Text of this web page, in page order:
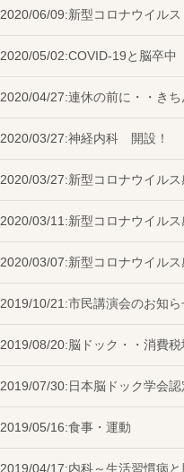
2020/06/09:新型コロナウイル
2020/05/02:COVID-19と脳卒中
2020/04/27:連休の前に・・き
2020/03/27:神経内科 開設！
2020/03/27:新型コロナウイル
2020/03/11:新型コロナウイル
2020/03/07:新型コロナウイルス
2019/10/21:市民講演会のお知ら
2019/08/20:脳ドック・・消費税
2019/07/30:日本脳ドック学会認
2019/05/16:食事・運動
2019/04/17:内科～生活習慣病と